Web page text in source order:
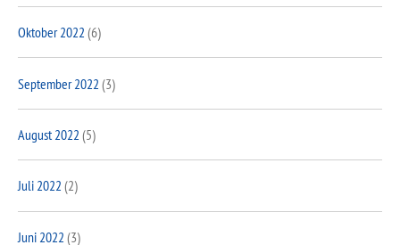
Oktober 2022 (6)
September 2022 (3)
August 2022 (5)
Juli 2022 (2)
Juni 2022 (3)